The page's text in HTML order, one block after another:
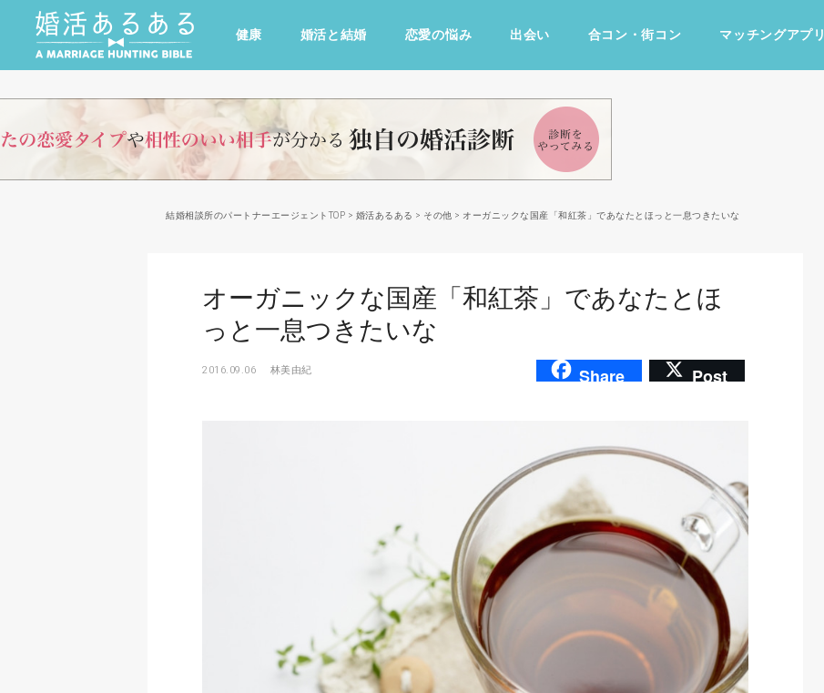
健康 婚活と結婚 恋愛の悩み 出会い 合コン・街コン マッチングアプリ
心の処方箋 カルチャー・トレンド・芸能
結婚相談所のパートナーエージェントTOP > 婚活あるある > その他 > オーガニックな国産「和紅茶」であなたとほっと一息つきたいな
オーガニックな国産「和紅茶」であなたとほ
っと一息つきたいな
2016.09.06 林美由紀 Share Post